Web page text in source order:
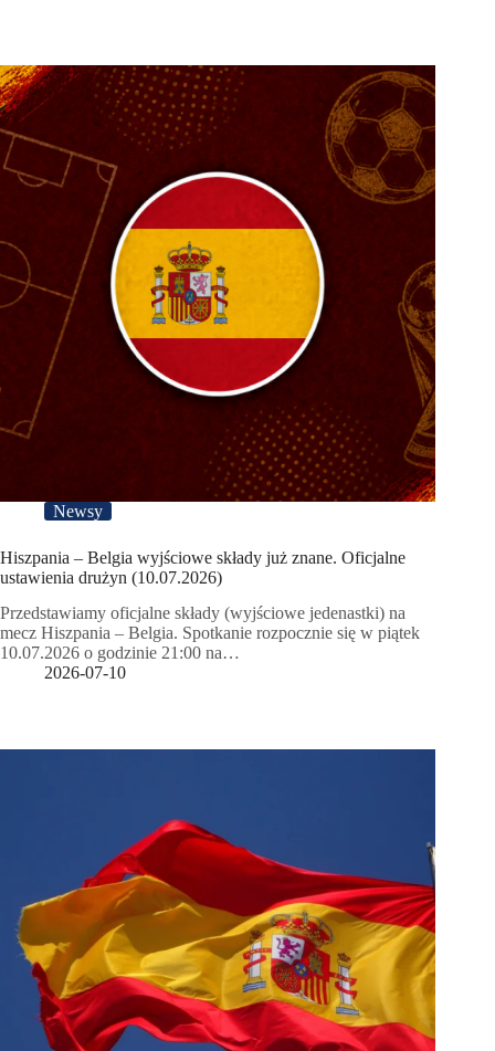
Newsy
Hiszpania – Belgia wyjściowe składy już znane. Oficjalne
ustawienia drużyn (10.07.2026)
Przedstawiamy oficjalne składy (wyjściowe jedenastki) na
mecz Hiszpania – Belgia. Spotkanie rozpocznie się w piątek
10.07.2026 o godzinie 21:00 na…
2026-07-10